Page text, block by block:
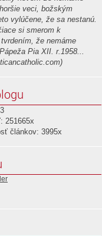
veci, božským
vylúčene, že sa nestanú.
si smerom k
že nemáme
Pia XII. r.1958...
251665x
článkov: 3995x